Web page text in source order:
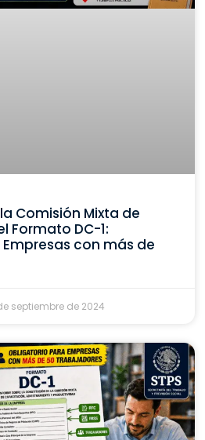
Comisión Mixta de
Formato DC-1:
con más de
septiembre de 2024